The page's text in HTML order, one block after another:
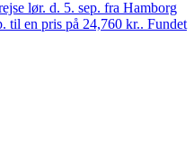
lør. d. 5. sep. fra Hamborg
til en pris på 24,760 kr.. Fundet